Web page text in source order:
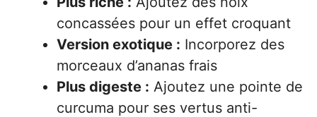
concassées pour un effet croquant
Version exotique : Incorporez des
morceaux d’ananas frais
Plus digeste : Ajoutez une pointe de
curcuma pour ses vertus anti-